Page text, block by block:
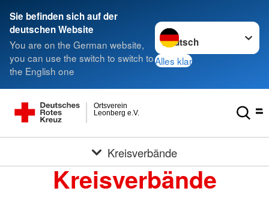
Sie befinden sich auf der
deutschen Website
You are on the German website,
you can use the switch to switch to
the English one
Sprache wechseln zu
Alles klar
Leonberg e.V.
Ortsverein
Kreisverbände
Kreisverbände